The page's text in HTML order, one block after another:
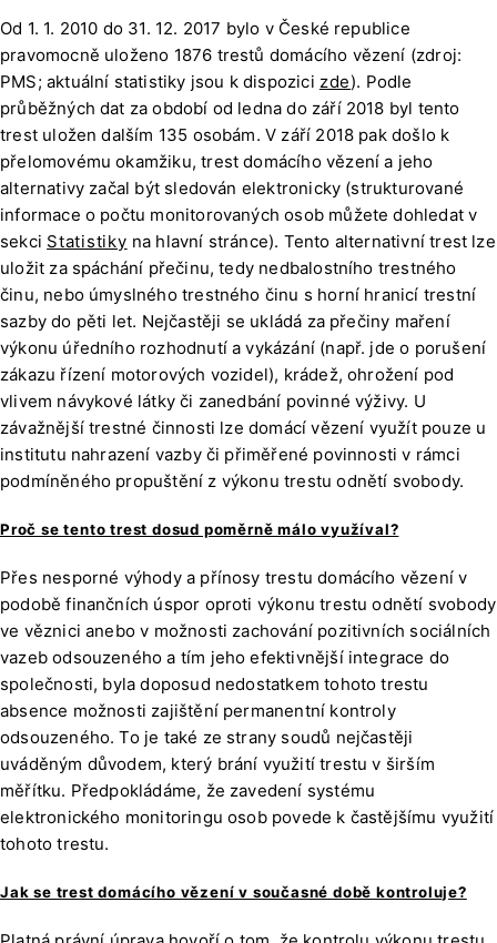
Od 1. 1. 2010 do 31. 12. 2017 bylo v České republice
pravomocně uloženo 1876 trestů domácího vězení (zdroj:
PMS; aktuální statistiky jsou k dispozici zde). Podle
průběžných dat za období od ledna do září 2018 byl tento
trest uložen dalším 135 osobám. V září 2018 pak došlo k
přelomovému okamžiku, trest domácího vězení a jeho
alternativy začal být sledován elektronicky (strukturované
informace o počtu monitorovaných osob můžete dohledat v
sekci Statistiky na hlavní stránce). Tento alternativní trest lze
uložit za spáchání přečinu, tedy nedbalostního trestného
činu, nebo úmyslného trestného činu s horní hranicí trestní
sazby do pěti let. Nejčastěji se ukládá za přečiny maření
výkonu úředního rozhodnutí a vykázání (např. jde o porušení
zákazu řízení motorových vozidel), krádež, ohrožení pod
vlivem návykové látky či zanedbání povinné výživy. U
závažnější trestné činnosti lze domácí vězení využít pouze u
institutu nahrazení vazby či přiměřené povinnosti v rámci
podmíněného propuštění z výkonu trestu odnětí svobody.
Proč se tento trest dosud poměrně málo využíval?
Přes nesporné výhody a přínosy trestu domácího vězení v
podobě finančních úspor oproti výkonu trestu odnětí svobody
ve věznici anebo v možnosti zachování pozitivních sociálních
vazeb odsouzeného a tím jeho efektivnější integrace do
společnosti, byla doposud nedostatkem tohoto trestu
absence možnosti zajištění permanentní kontroly
odsouzeného. To je také ze strany soudů nejčastěji
uváděným důvodem, který brání využití trestu v širším
měřítku. Předpokládáme, že zavedení systému
elektronického monitoringu osob povede k častějšímu využití
tohoto trestu.
Jak se trest domácího vězení v současné době kontroluje?